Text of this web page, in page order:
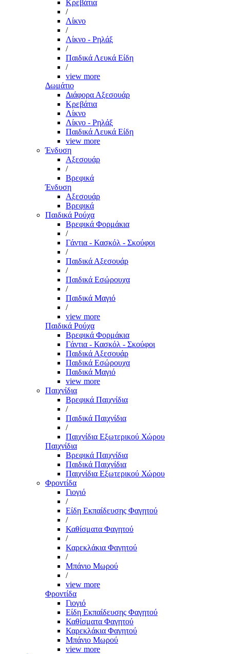
Κρεβάτια
/
Λίκνο
/
Λίκνο - Ρηλάξ
/
Παιδικά Λευκά Είδη
/
view more
Δωμάτιο
Διάφορα Αξεσουάρ
Κρεβάτια
Λίκνο
Λίκνο - Ρηλάξ
Παιδικά Λευκά Είδη
view more
Ένδυση
Αξεσουάρ
/
Βρεφικά
Ένδυση
Αξεσουάρ
Βρεφικά
Παιδικά Ρούχα
Βρεφικά Φορμάκια
/
Γάντια - Κασκόλ - Σκούφοι
/
Παιδικά Αξεσουάρ
/
Παιδικά Εσώρουχα
/
Παιδικά Μαγιό
/
view more
Παιδικά Ρούχα
Βρεφικά Φορμάκια
Γάντια - Κασκόλ - Σκούφοι
Παιδικά Αξεσουάρ
Παιδικά Εσώρουχα
Παιδικά Μαγιό
view more
Παιχνίδια
Βρεφικά Παιχνίδια
/
Παιδικά Παιχνίδια
/
Παιχνίδια Εξωτερικού Χώρου
Παιχνίδια
Βρεφικά Παιχνίδια
Παιδικά Παιχνίδια
Παιχνίδια Εξωτερικού Χώρου
Φροντίδα
Γιογιό
/
Είδη Εκπαίδευσης Φαγητού
/
Καθίσματα Φαγητού
/
Καρεκλάκια Φαγητού
/
Μπάνιο Μωρού
/
view more
Φροντίδα
Γιογιό
Είδη Εκπαίδευσης Φαγητού
Καθίσματα Φαγητού
Καρεκλάκια Φαγητού
Μπάνιο Μωρού
view more